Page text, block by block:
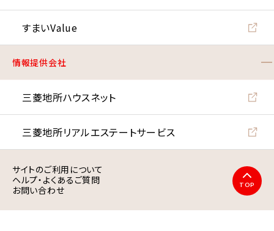
すまいValue
情報提供会社
三菱地所ハウスネット
三菱地所リアルエステートサービス
サイトのご利用について
ヘルプ・よくあるご質問
お問い合わせ
TOP